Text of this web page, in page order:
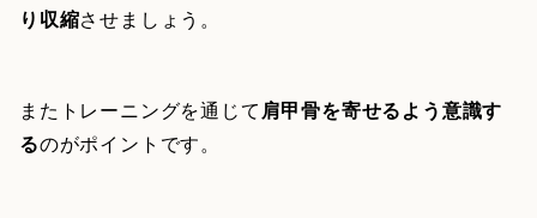
り収縮させましょう。
またトレーニングを通じて肩甲骨を寄せるよう意識す
るのがポイントです。